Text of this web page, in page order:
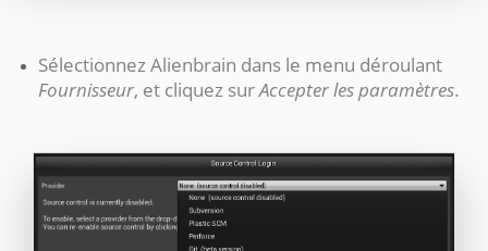
Sélectionnez Alienbrain dans le menu déroulant
Fournisseur, et cliquez surAccepter les paramètres.